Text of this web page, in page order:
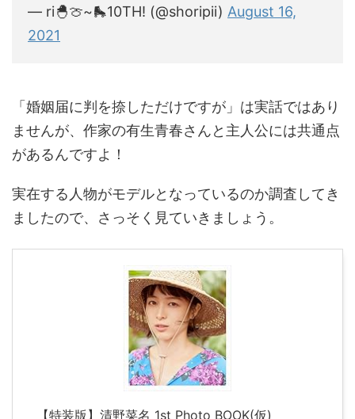
— ri🐣🍈~🛼10TH! (@shoripii) August 16,
2021
「婚姻届に判を捺しただけですが」は実話ではあり
ませんが、作家の有生青春さんと主人公には共通点
があるんですよ！
実在する人物がモデルとなっているのか調査してき
ましたので、さっそく見ていきましょう。
【特装版】清野菜名 1st Photo BOOK(仮)